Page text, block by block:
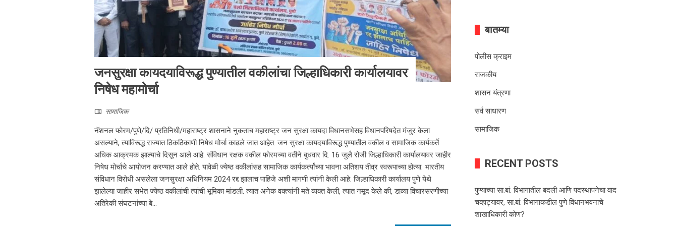
जनसुरक्षा कायदयाविरूद्ध पुण्यातील वकीलांचा जिल्हाधिकारी कार्यालयावर
निषेध महामोर्चा
सामाजिक
नॅशनल फोरम/पुणे/दि/ प्रतिनिधी/महाराष्ट्र शासनाने नुकताच महाराष्ट्र जन सुरक्षा कायदा विधानसभेसह विधानपरिषदेत मंजुर केला
असल्याने, त्याविरूद्ध राज्यात ठिकठिकाणी निषेध मोर्चा काढले जात आहेत. जन सुरक्षा कायदयाविरूद्ध पुण्यातील वकील व सामाजिक कार्यकर्ते
अधिक आक्रमक झाल्याचे दिसून आले आहे. संविधान रक्षक वकील फोरमच्या वतीने बुधवार दि. 16 जुलै रोजी जिल्हाधिकारी कार्यालयावर जाहीर
निषेध मोर्चाचे आयोजन करण्यात आले होते. यावेळी ज्येष्ठ वकीलांसह सामाजिक कार्यकर्त्यांच्या भावना अतिशय तीव्र स्वरूपाच्या होत्या. भारतीय
संविधान विरोधी असलेला जनसुरक्षा अधिनियम 2024 रद्द झालाच पाहिजे अशी मागणी त्यांनी केली आहे. जिल्हाधिकारी कार्यालय पुणे येथे
झालेल्या जाहीर सभेत ज्येष्ठ वकीलांची त्यांची भूमिका मांडली. त्यात अनेक वक्त्यांनी मते व्यक्त केली, त्यात नमूद केले की, डाव्या विचारसरणीच्या
अतिरेकी संघटनांच्या बे...
बातम्या
पोलीस क्राइम
राजकीय
शासन यंत्रणा
सर्व साधारण
सामाजिक
RECENT POSTS
पुण्याच्या सा.बां. विभागातील बदली आणि पदस्थापनेचा वाद
चव्हाट्यावर, सा.बां. विभागाकडील पुणे विधानभवनाचे
शाखाधिकारी कोण?